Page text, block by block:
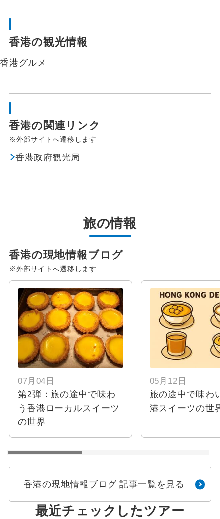
香港の観光情報
香港 グルメ
香港の関連リンク
※外部サイトへ遷移します
香港政府観光局
旅の情報
香港の現地情報ブログ
※外部サイトへ遷移します
07月04日
第2弾：旅の途中で味わ
う香港ローカルスイーツ
の世界
05月12日
旅の途中で味わ
港スイーツの世
香港の現地情報ブログ 記事一覧を見る
最近チェックしたツアー